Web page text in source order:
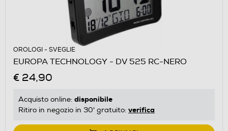
OROLOGI - SVEGLIE
EUROPA TECHNOLOGY - DV 525 RC-NERO
€ 24,90
Acquisto online: disponibile
Ritiro in negozio in 30' gratuito: verifica